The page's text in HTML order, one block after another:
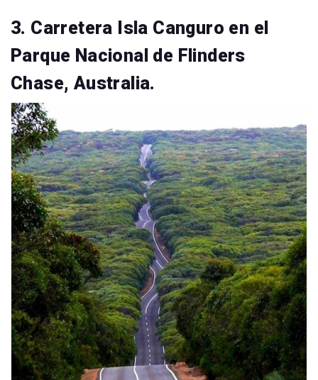
3. Carretera Isla Canguro en el
Parque Nacional de Flinders
Chase, Australia.